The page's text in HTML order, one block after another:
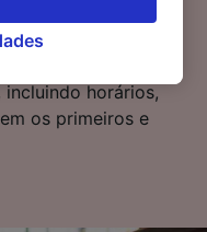
a pesquisar
hoje mesmo.
sobre a
horários,
os primeiros e
direito se opor
clicando
escolhas serão
e não
Seus dados